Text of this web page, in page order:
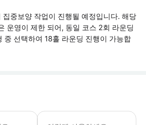
중보양 작업이 진행될 예정입니다. 해당
운영이 제한 되어, 동일 코스 2회 라운딩
중 선택하여 18홀 라운딩 진행이 가능합
- 2인 이상 예약 가능 / 1인 라운딩 불